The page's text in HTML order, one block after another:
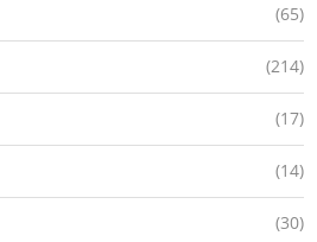
(65)
(214)
(17)
(14)
(30)